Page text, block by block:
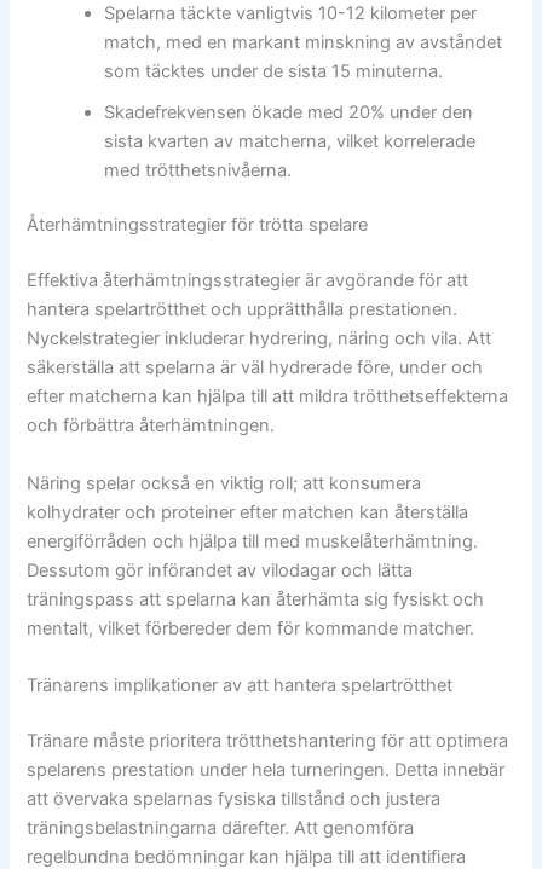
Spelarna täckte vanligtvis 10-12 kilometer per
match, med en markant minskning av avståndet
som täcktes under de sista 15 minuterna.
Skadefrekvensen ökade med 20% under den
sista kvarten av matcherna, vilket korrelerade
med trötthetsnivåerna.
Återhämtningsstrategier för trötta spelare
Effektiva återhämtningsstrategier är avgörande för att
hantera spelartrötthet och upprätthålla prestationen.
Nyckelstrategier inkluderar hydrering, näring och vila. Att
säkerställa att spelarna är väl hydrerade före, under och
efter matcherna kan hjälpa till att mildra trötthetseffekterna
och förbättra återhämtningen.
Näring spelar också en viktig roll; att konsumera
kolhydrater och proteiner efter matchen kan återställa
energiförråden och hjälpa till med muskelåterhämtning.
Dessutom gör införandet av vilodagar och lätta
träningspass att spelarna kan återhämta sig fysiskt och
mentalt, vilket förbereder dem för kommande matcher.
Tränarens implikationer av att hantera spelartrötthet
Tränare måste prioritera trötthetshantering för att optimera
spelarens prestation under hela turneringen. Detta innebär
att övervaka spelarnas fysiska tillstånd och justera
träningsbelastningarna därefter. Att genomföra
regelbundna bedömningar kan hjälpa till att identifiera